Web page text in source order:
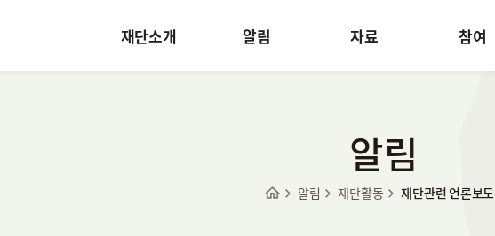
재단소개 알림 자료 참여
알림
알림 재단활동 재단관련 언론보도